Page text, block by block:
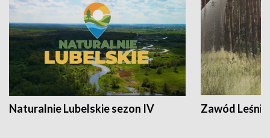
Naturalnie Lubelskie sezon IV Zawód Leśnik